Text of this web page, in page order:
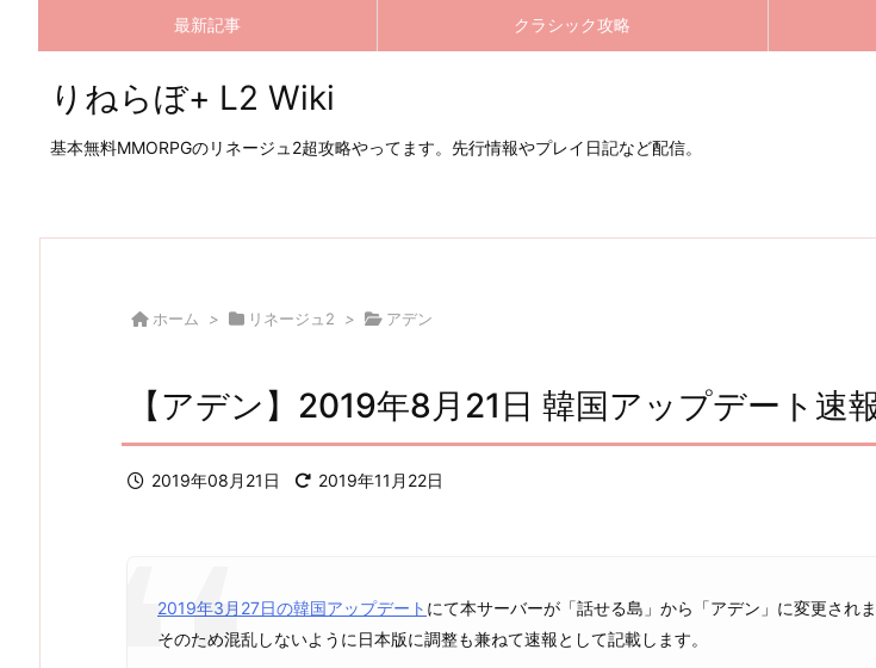
最新記事 クラシック攻略
りねらぼ+ L2 Wiki
基本無料MMORPGのリネージュ2超攻略やってます。先行情報やプレイ日記など配信。
ホーム > リネージュ2 > アデン
【アデン】2019年8月21日 韓国アップデート速
2019年08月21日 2019年11月22日
2019年3月27日の韓国アップデート にて本サーバーが「話せる島」から「アデン」に変更されま
そのため混乱しないように日本版に調整も兼ねて速報として記載します。